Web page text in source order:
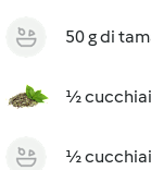
50 g di
½
½